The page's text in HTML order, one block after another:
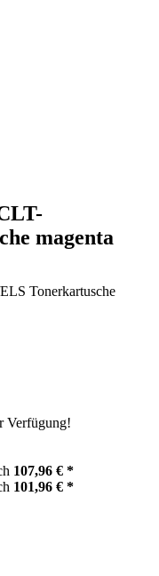
magenta
Verfügung!
107,96 € *
101,96 € *